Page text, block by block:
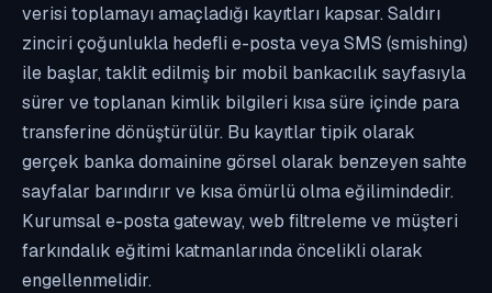
verisi toplamayı amaçladığı kayıtları kapsar. Saldırı
zinciri çoğunlukla hedefli e-posta veya SMS (smishing)
ile başlar, taklit edilmiş bir mobil bankacılık sayfasıyla
sürer ve toplanan kimlik bilgileri kısa süre içinde para
transferine dönüştürülür. Bu kayıtlar tipik olarak
gerçek banka domainine görsel olarak benzeyen sahte
sayfalar barındırır ve kısa ömürlü olma eğilimindedir.
Kurumsal e-posta gateway, web filtreleme ve müşteri
farkındalık eğitimi katmanlarında öncelikli olarak
engellenmelidir.